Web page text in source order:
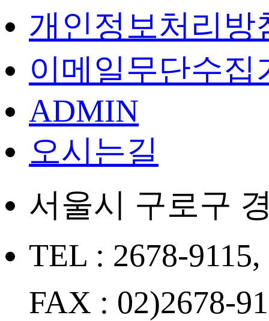
개인정보처리방
이메일무단수집
ADMIN
오시는길
서울시 구로구
TEL : 2678-9115,
FAX : 02)2678-